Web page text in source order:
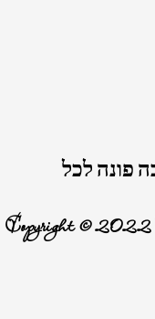
פונה לכל
Copyright ©